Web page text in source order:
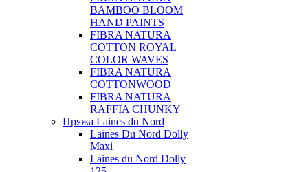
BAMBOO BLOOM
HAND PAINTS
FIBRA NATURA
COTTON ROYAL
COLOR WAVES
FIBRA NATURA
COTTONWOOD
FIBRA NATURA
RAFFIA CHUNKY
Пряжа Laines du Nord
Laines Du Nord Dolly
Maxi
Laines du Nord Dolly